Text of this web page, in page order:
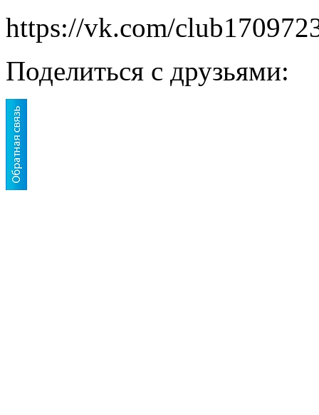
https://vk.com/
Поделиться с друзьями: